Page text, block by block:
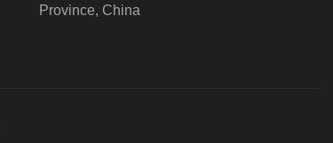
Province, China